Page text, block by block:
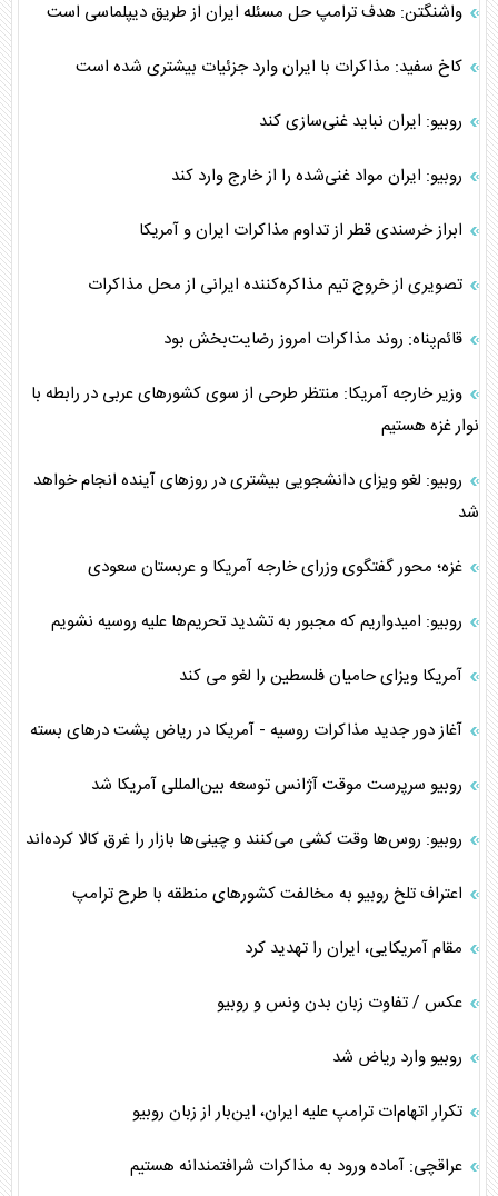
واشنگتن: هدف ترامپ حل مسئله ایران از طریق دیپلماسی است
کاخ سفید: مذاکرات با ایران وارد جزئیات بیشتری شده است
روبیو: ایران نباید غنی‌سازی کند
روبیو: ایران مواد غنی‌شده را از خارج وارد کند
ابراز خرسندی قطر از تداوم مذاکرات ایران و آمریکا
تصویری از خروج تیم مذاکره‌کننده ایرانی از محل مذاکرات
قائم‌پناه: روند مذاکرات امروز رضایت‌بخش بود
وزیر خارجه آمریکا: منتظر طرحی از سوی کشور‌های عربی در رابطه با
نوار غزه هستیم
روبیو: لغو ویزای دانشجویی بیشتری در روزهای آینده انجام خواهد
شد
غزه؛ محور گفتگوی وزرای خارجه آمریکا و عربستان سعودی
روبیو: امیدواریم که مجبور به تشدید تحریم‌ها علیه روسیه نشویم
آمریکا ویزای حامیان فلسطین را لغو می کند
آغاز دور جدید مذاکرات روسیه - آمریکا در ریاض پشت در‌های بسته
روبیو سرپرست موقت آژانس توسعه بین‌المللی آمریکا شد
روبیو: روس‌ها وقت کشی می‌کنند و چینی‌ها بازار را غرق کالا کرده‌اند
اعتراف تلخ روبیو به مخالفت کشورهای منطقه با طرح ترامپ
مقام آمریکایی، ایران را تهدید کرد
عکس / تفاوت زبان بدن ونس و روبیو
روبیو وارد ریاض شد
تکرار اتهام‌ات ترامپ علیه ایران، این‌بار از زبان روبیو
عراقچی: آماده ورود به مذاکرات شرافتمندانه هستیم